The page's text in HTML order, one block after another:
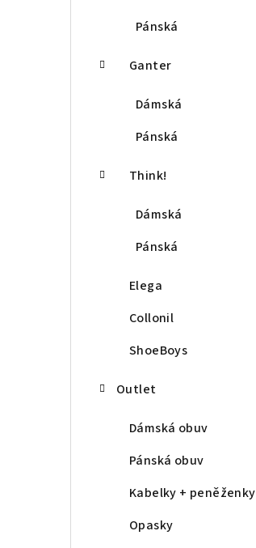
Pánská
Ganter
Dámská
Pánská
Think!
Dámská
Pánská
Elega
Collonil
ShoeBoys
Outlet
Dámská obuv
Pánská obuv
Kabelky + peněženky
Opasky